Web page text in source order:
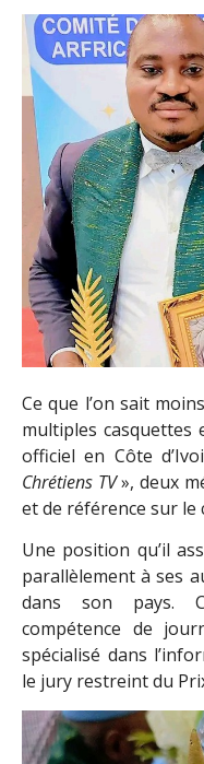
Ce que l’on sait
multiples
officiel en Côte
Chrétiens TV», deux
et de référence sur le
Une position qu’il
parallèlement à ses
dans son pays.
compétence de
spécialisé dans
le jury restreint du